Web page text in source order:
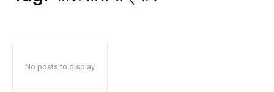
No posts to display